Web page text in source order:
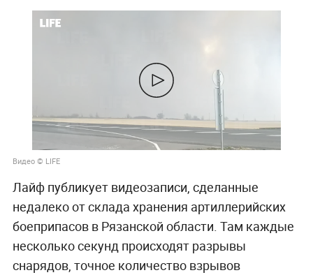
Видео © LIFE
Лайф публикует видеозаписи, сделанные
недалеко от склада хранения артиллерийских
боеприпасов в Рязанской области. Там каждые
несколько секунд происходят разрывы
снарядов, точное количество взрывов